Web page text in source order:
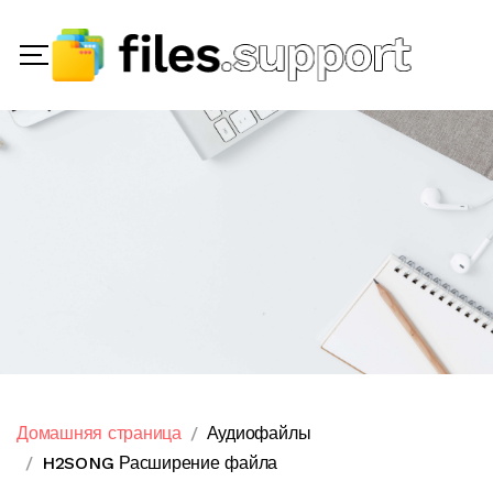
Домашняя страница
Аудиофайлы
H2SONG Расширение файла